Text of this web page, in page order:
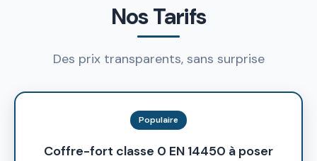
Nos Tarifs
Des prix transparents, sans surprise
Populaire
Coffre-fort classe 0 EN 14450 à poser